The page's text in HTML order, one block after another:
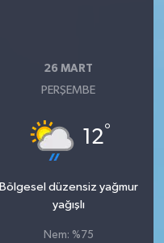
26 MART
PERŞEMBE
12°
Bölgesel düzensiz yağmur
yağışlı
Nem: %75